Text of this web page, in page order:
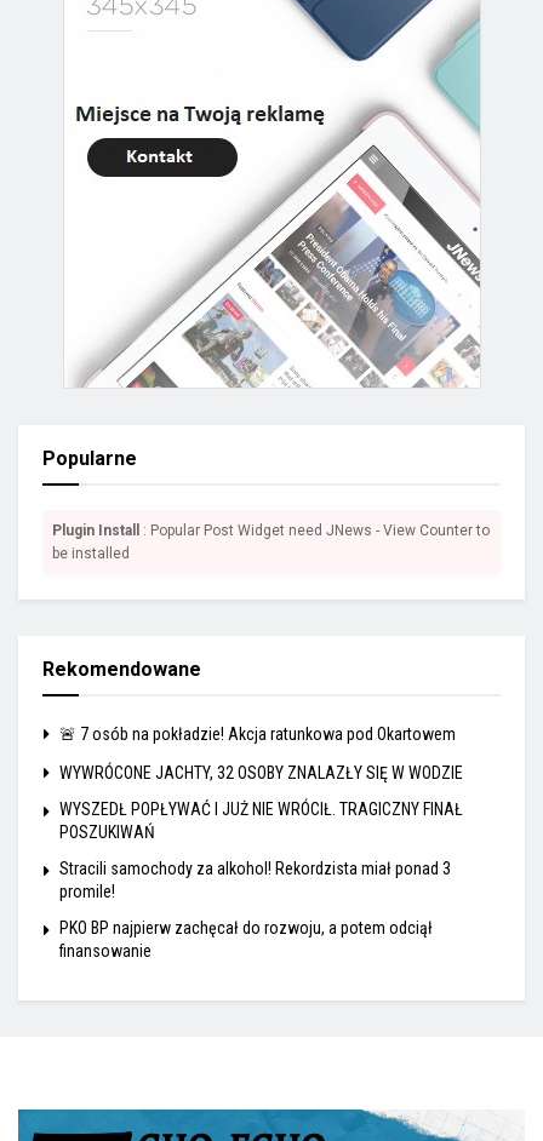
Popularne
Plugin Install
: Popular Post Widget need JNews - View Counter to
be installed
Rekomendowane
🚨 7 osób na pokładzie! Akcja ratunkowa pod Okartowem
WYWRÓCONE JACHTY, 32 OSOBY ZNALAZŁY SIĘ W WODZIE
WYSZEDŁ POPŁYWAĆ I JUŻ NIE WRÓCIŁ. TRAGICZNY FINAŁ
POSZUKIWAŃ
Stracili samochody za alkohol! Rekordzista miał ponad 3
promile!
PKO BP najpierw zachęcał do rozwoju, a potem odciął
finansowanie